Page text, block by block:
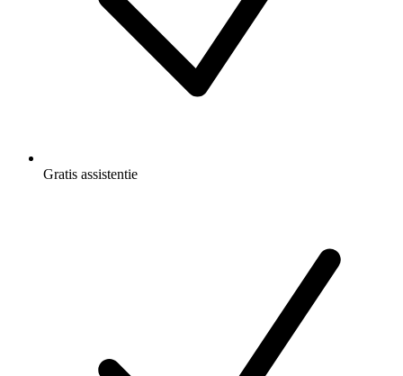
Gratis assistentie